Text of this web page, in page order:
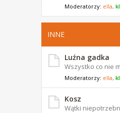
Moderatorzy: ella,
INNE
Luźna gadka
Wszystko co nie
Moderatorzy: ella,
Kosz
Wątki